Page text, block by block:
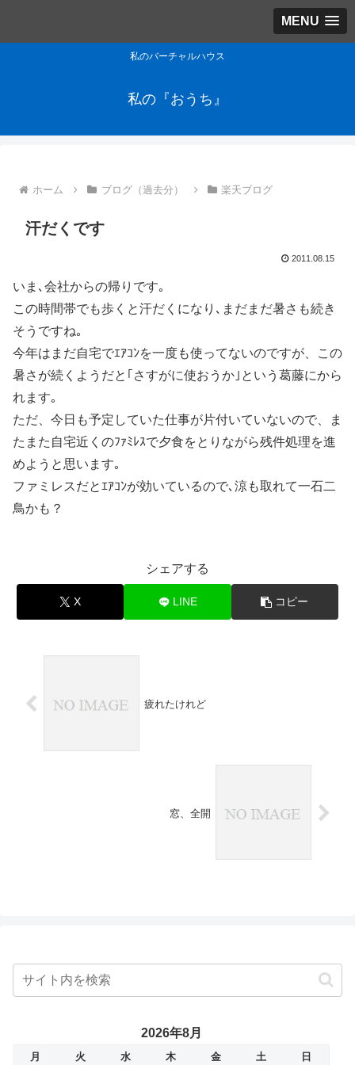
MENU
私のバーチャルハウス
私の『おうち』
ホーム ブログ（過去分） 楽天ブログ
汗だくです
2011.08.15
いま､会社からの帰りです｡
この時間帯でも歩くと汗だくになり､まだまだ暑さも続き
そうですね｡
今年はまだ自宅でｴｱｺﾝを一度も使ってないのですが、この
暑さが続くようだと｢さすがに使おうか｣という葛藤にから
れます｡
ただ、今日も予定していた仕事が片付いていないので、ま
たまた自宅近くのﾌｧﾐﾚｽで夕食をとりながら残件処理を進
めようと思います｡
ファミレスだとｴｱｺﾝが効いているので､涼も取れて一石二
鳥かも？
シェアする
X LINE コピー
疲れたけれど
窓、全開
2026年8月
月 火 水 木 金 土 日